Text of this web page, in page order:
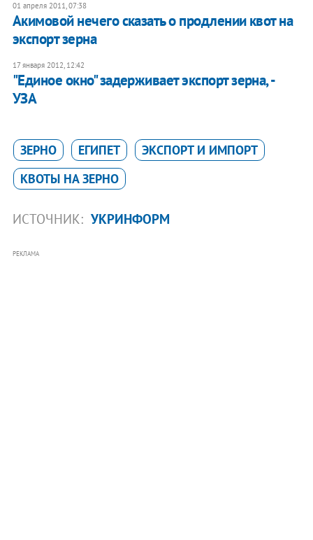
01 апреля 2011, 07:38
Акимовой нечего сказать о продлении квот на
экспорт зерна
17 января 2012, 12:42
"Единое окно" задерживает экспорт зерна, -
УЗА
ЗЕРНО ЕГИПЕТ
ЭКСПОРТ И ИМПОРТ
КВОТЫ НА ЗЕРНО
ИСТОЧНИК: УКРИНФОРМ
РЕКЛАМА